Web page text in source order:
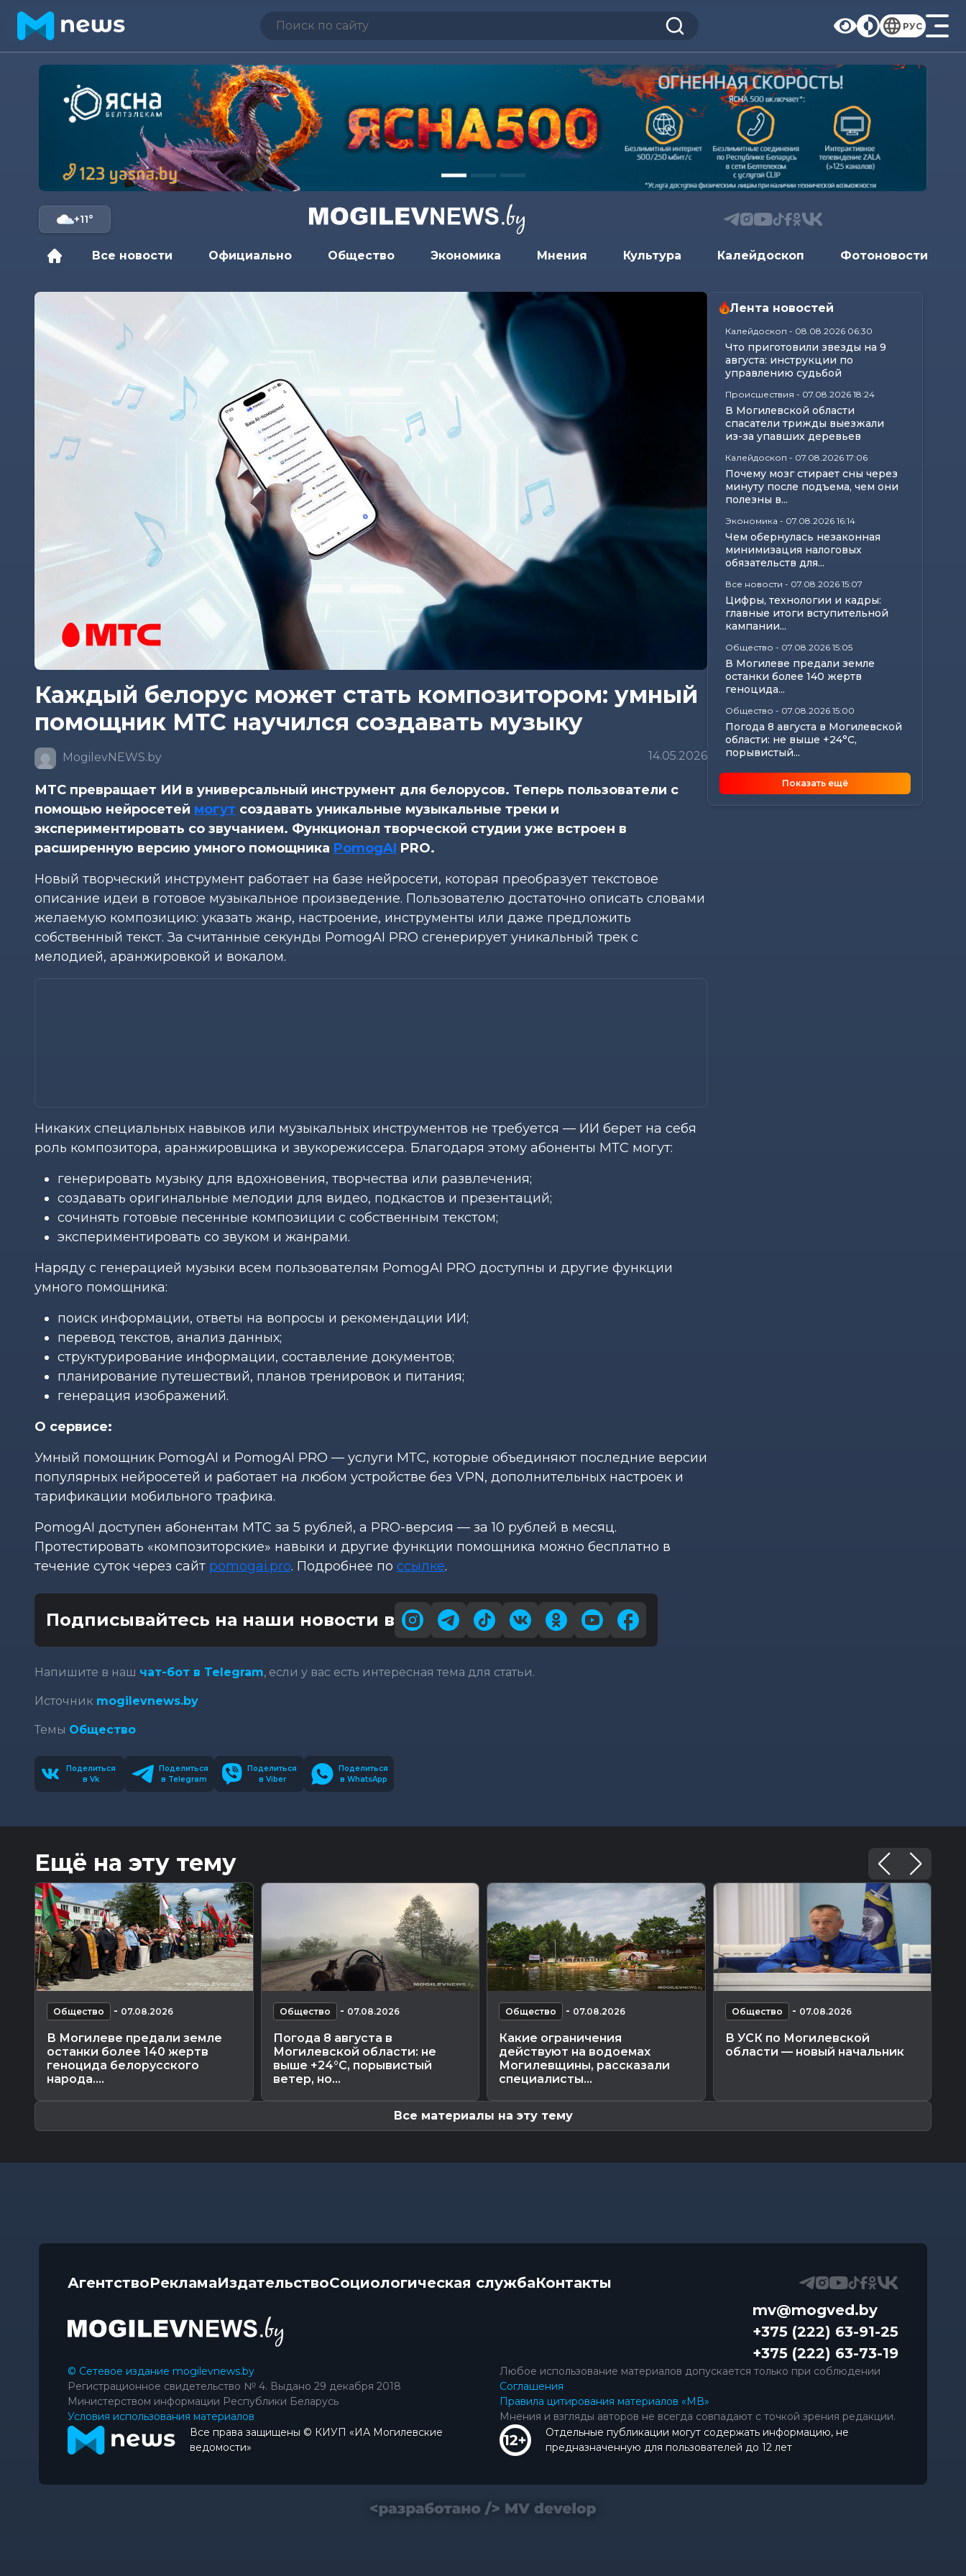
РУС
+11°
Все новости Официально Общество Экономика Мнения Культура Калейдоскоп Фотоновости
Каждый белорус может стать композитором: умный
помощник МТС научился создавать музыку
MogilevNEWS.by 14.05.2026
МТС превращает ИИ в универсальный инструмент для белорусов. Теперь пользователи с
помощью нейросетей могут создавать уникальные музыкальные треки и
экспериментировать со звучанием. Функционал творческой студии уже встроен в
расширенную версию умного помощника PomogAI PRO.
Новый творческий инструмент работает на базе нейросети, которая преобразует текстовое
описание идеи в готовое музыкальное произведение. Пользователю достаточно описать словами
желаемую композицию: указать жанр, настроение, инструменты или даже предложить
собственный текст. За считанные секунды PomogAI PRO сгенерирует уникальный трек с
мелодией, аранжировкой и вокалом.
Никаких специальных навыков или музыкальных инструментов не требуется — ИИ берет на себя
роль композитора, аранжировщика и звукорежиссера. Благодаря этому абоненты МТС могут:
генерировать музыку для вдохновения, творчества или развлечения;
создавать оригинальные мелодии для видео, подкастов и презентаций;
сочинять готовые песенные композиции с собственным текстом;
экспериментировать со звуком и жанрами.
Наряду с генерацией музыки всем пользователям PomogAI PRO доступны и другие функции
умного помощника:
поиск информации, ответы на вопросы и рекомендации ИИ;
перевод текстов, анализ данных;
структурирование информации, составление документов;
планирование путешествий, планов тренировок и питания;
генерация изображений.
О сервисе:
Умный помощник PomogAI и PomogAI PRO — услуги МТС, которые объединяют последние версии
популярных нейросетей и работает на любом устройстве без VPN, дополнительных настроек и
тарификации мобильного трафика.
PomogAI доступен абонентам МТС за 5 рублей, а PRO-версия — за 10 рублей в месяц.
Протестировать «композиторские» навыки и другие функции помощника можно бесплатно в
течение суток через сайт pomogai.pro. Подробнее по ссылке.
Подписывайтесь на наши новости в
Напишите в наш чат-бот в Telegram, если у вас есть интересная тема для статьи.
Источник mogilevnews.by
Темы Общество
Поделиться
в Vk
Поделиться
в Telegram
Поделиться
в Viber
Поделиться
в WhatsApp
Лента новостей
Калейдоскоп - 08.08.2026 06:30
Что приготовили звезды на 9
августа: инструкции по
управлению судьбой
Происшествия - 07.08.2026 18:24
В Могилевской области
спасатели трижды выезжали
из-за упавших деревьев
Калейдоскоп - 07.08.2026 17:06
Почему мозг стирает сны через
минуту после подъема, чем они
полезны в...
Экономика - 07.08.2026 16:14
Чем обернулась незаконная
минимизация налоговых
обязательств для...
Все новости - 07.08.2026 15:07
Цифры, технологии и кадры:
главные итоги вступительной
кампании...
Общество - 07.08.2026 15:05
В Могилеве предали земле
останки более 140 жертв
геноцида...
Общество - 07.08.2026 15:00
Погода 8 августа в Могилевской
области: не выше +24°С,
порывистый...
Общество -07.08.2026 14:32
Какие ограничения действуют
на водоемах Могилевщины,
Показать ещё
Ещё на эту тему
Общество - 07.08.2026
В Могилеве предали земле
останки более 140 жертв
геноцида белорусского
народа....
Общество - 07.08.2026
Погода 8 августа в
Могилевской области: не
выше +24°С, порывистый
ветер, но...
Общество - 07.08.2026
Какие ограничения
действуют на водоемах
Могилевщины, рассказали
специалисты...
Общество - 07.08.2026
В УСК по Могилевской
области — новый начальник
Все материалы на эту тему
АгентствоРекламаИздательствоСоциологическая службаКонтакты
mv@mogved.by
+375 (222) 63-91-25
+375 (222) 63-73-19
© Сетевое издание mogilevnews.by
Регистрационное свидетельство № 4. Выдано 29 декабря 2018
Министерством информации Республики Беларусь
Условия использования материалов
Любое использование материалов допускается только при соблюдении
Соглашения
Правила цитирования материалов «МВ»
Мнения и взгляды авторов не всегда совпадают с точкой зрения редакции.
Все права защищены © КИУП «ИА Могилевские
ведомости»
Отдельные публикации могут содержать информацию, не
предназначенную для пользователей до 12 лет